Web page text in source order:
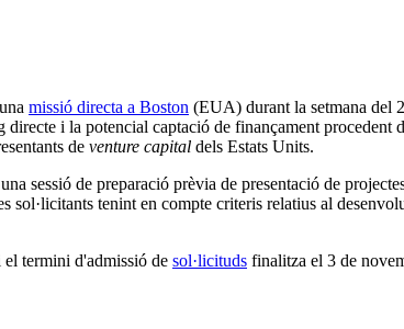
missió directa a Boston (EUA) durant la setmana del
i la potencial captació de finançament
de venture capital dels Estats Units.
sessió de preparació prèvia de presentació de
tenint en compte criteris relatius al
el termini d'admissió de sol·licituds finalitza el 3 de